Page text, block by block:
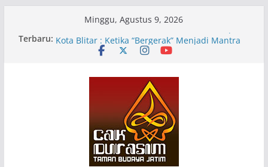
Minggu, Agustus 9, 2026
Terbaru: Pameran Lukisan Komunitas Patria Seni Rupa
Kota Blitar : Ketika “Bergerak” Menjadi Mantra
Mengupas Sunyi dan Luka di Balik “Samaleak”
Menjaga Marwah Seni dan Budaya: Catatan
Kunjungan Kerja Ir. Bambang Haryo Soekartono
(BHS) Anggota DPR RI ke Taman Budaya Jawa
Pameran Tunggal 35 Karya Agus Koecink
“Tumbang Tambang”, Ungkapan Kritis Tentang
Derita Pekerja Pertambangan